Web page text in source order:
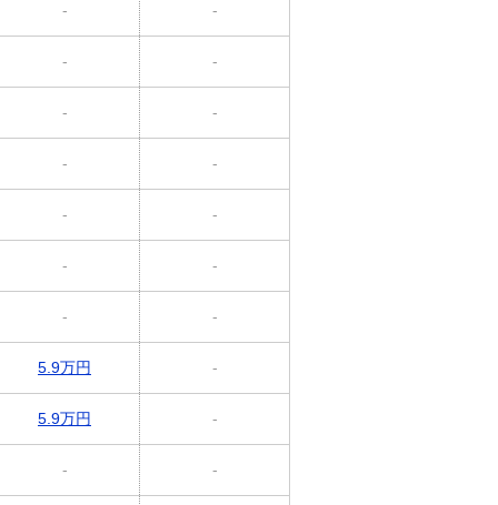
- -
- -
- -
- -
- -
- -
- -
5.9万円 -
5.9万円 -
- -